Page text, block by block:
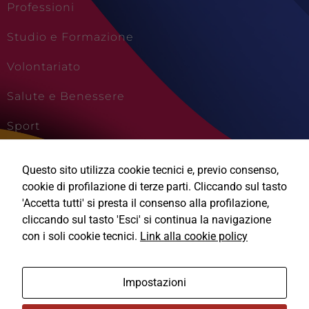
Professioni
Studio e Formazione
Volontariato
Salute e Benessere
Sport
Viaggi e Vacanze
Ⓒ2026, Technical Design s.r.l.
Informativa Privacy
Questo sito utilizza cookie tecnici e, previo consenso,
cookie di profilazione di terze parti. Cliccando sul tasto
'Accetta tutti' si presta il consenso alla profilazione,
cliccando sul tasto 'Esci' si continua la navigazione
con i soli cookie tecnici. Link alla cookie policy
Impostazioni